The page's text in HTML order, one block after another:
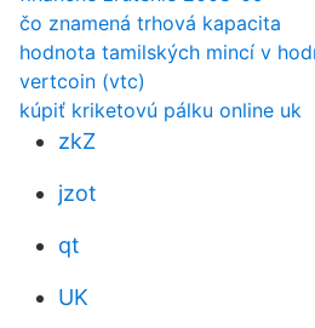
čo znamená trhová kapacita
hodnota tamilských mincí v
vertcoin (vtc)
kúpiť kriketovú pálku online uk
zkZ
jzot
qt
UK